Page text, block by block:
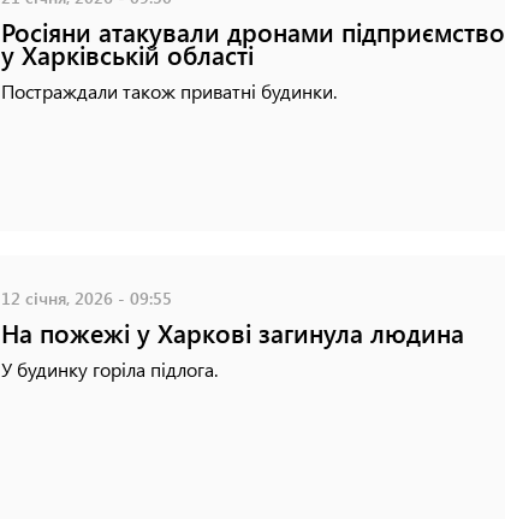
Росіяни атакували дронами підприємство
у Харківській області
Постраждали також приватні будинки.
12 січня, 2026 - 09:55
На пожежі у Харкові загинула людина
У будинку горіла підлога.